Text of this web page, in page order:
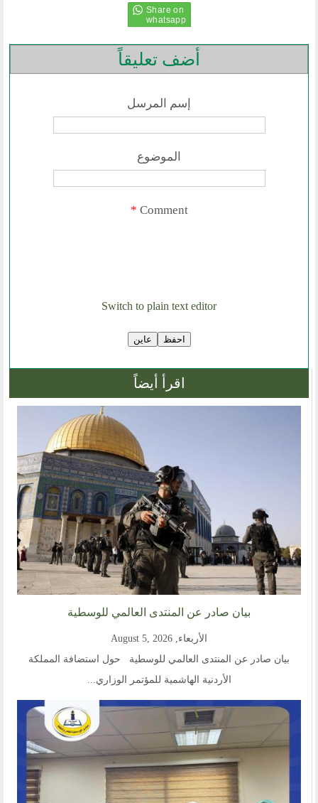
ندوات
طلب توظيف
المؤتمرات
منتديات الوسطية
اخر الاخبار
المنتدى في الاعلام
طلبات الانتساب
اتصل بنا
أرسل لنا
ارسل مقالآ
أضف تعليقاً
إسم المرسل
الموضوع
Comment
*
Switch to plain text editor
اقرأ أيضاً
بيان صادر عن المنتدى العالمي للوسطية
الأربعاء, August 5, 2026
بيان صادر عن المنتدى العالمي للوسطية حول استضافة المملكة
الأردنية الهاشمية للمؤتمر الوزاري...